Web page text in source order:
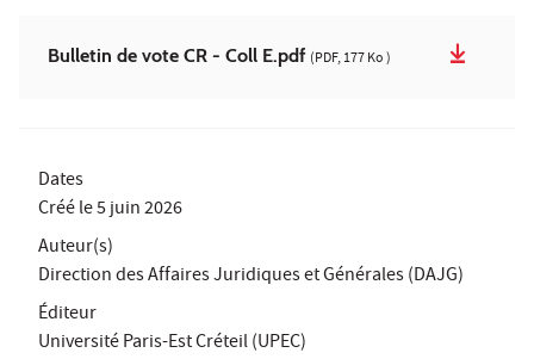
Bulletin de vote CR - Coll E.pdf (PDF, 177 Ko )
Dates
Créé le5 juin 2026
Auteur(s)
Direction des Affaires Juridiques et Générales (DAJG)
Éditeur
Université Paris-Est Créteil (UPEC)